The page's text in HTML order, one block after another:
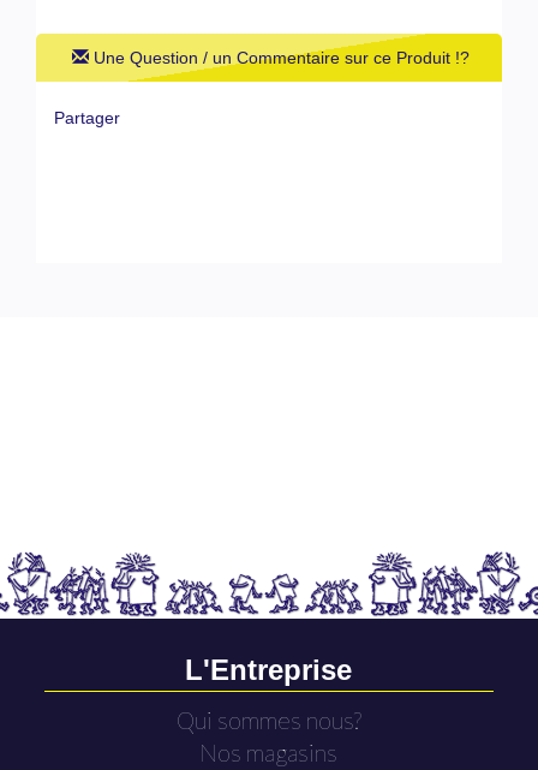
Une Question / un Commentaire sur ce Produit !?
Partager
L'Entreprise
Qui sommes nous?
Nos magasins